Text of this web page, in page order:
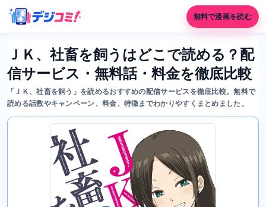
無料で漫画を読む
ＪＫ、社畜を飼うはどこで読める？配
信サービス・無料話・料金を徹底比較
「ＪＫ、社畜を飼う」を読めるおすすめの配信サービスを徹底比較。無料で
読める話数やキャンペーン、料金、特徴までわかりやすくまとめました。